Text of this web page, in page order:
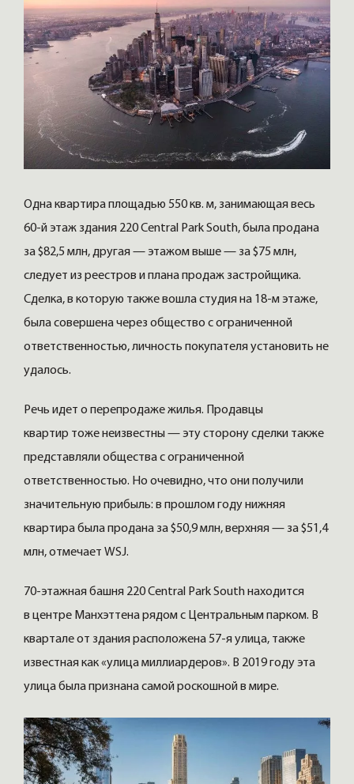
Одна квартира площадью 550 кв. м, занимающая весь
60-й этаж здания 220 Central Park South, была продана
за $82,5 млн, другая — этажом выше — за $75 млн,
следует из реестров и плана продаж застройщика.
Сделка, в которую также вошла студия на 18-м этаже,
была совершена через общество с ограниченной
ответственностью, личность покупателя установить не
удалось.
Речь идет о перепродаже жилья. Продавцы
квартир тоже неизвестны — эту сторону сделки также
представляли общества с ограниченной
ответственностью. Но очевидно, что они получили
значительную прибыль: в прошлом году нижняя
квартира была продана за $50,9 млн, верхняя — за $51,4
млн, отмечает WSJ.
70-этажная башня 220 Central Park South находится
в центре Манхэттена рядом с Центральным парком. В
квартале от здания расположена 57-я улица, также
известная как «улица миллиардеров». В 2019 году эта
улица была признана самой роскошной в мире.